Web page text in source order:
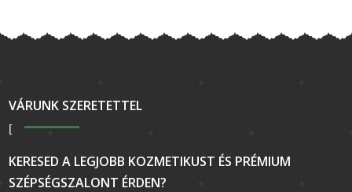
VÁRUNK SZERETETTEL
KERESED A LEGJOBB KOZMETIKUST ÉS PRÉMIUM
SZÉPSÉGSZALONT ÉRDEN?